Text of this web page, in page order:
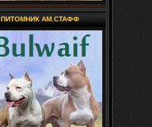
ПИТОМНИК АМ.СТАФФ